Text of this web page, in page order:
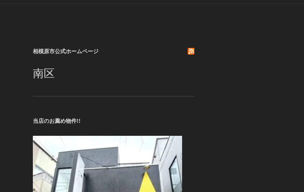
相模原市公式ホームページ
南区
当店のお薦め物件!!